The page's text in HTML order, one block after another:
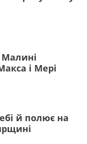
Малині
і Мері
й полює на